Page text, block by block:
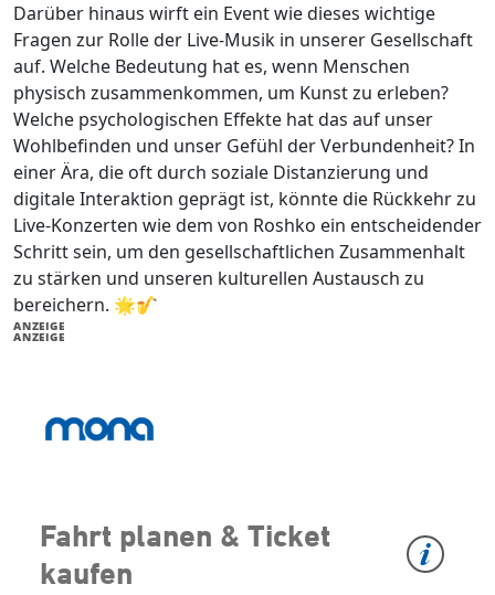
Darüber hinaus wirft ein Event wie dieses wichtige
Fragen zur Rolle der Live-Musik in unserer Gesellschaft
auf. Welche Bedeutung hat es, wenn Menschen
physisch zusammenkommen, um Kunst zu erleben?
Welche psychologischen Effekte hat das auf unser
Wohlbefinden und unser Gefühl der Verbundenheit? In
einer Ära, die oft durch soziale Distanzierung und
digitale Interaktion geprägt ist, könnte die Rückkehr zu
Live-Konzerten wie dem von Roshko ein entscheidender
Schritt sein, um den gesellschaftlichen Zusammenhalt
zu stärken und unseren kulturellen Austausch zu
bereichern. 🌟🎷
ANZEIGE
ANZEIGE